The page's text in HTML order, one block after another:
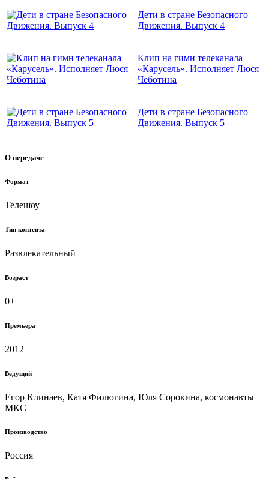
Дети в стране Безопасного
Движения. Выпуск 4
Клип на гимн телеканала
«Карусель». Исполняет Люся
Чеботина
Дети в стране Безопасного
Движения. Выпуск 5
О передаче
Формат
Телешоу
Тип контента
Развлекательный
Возраст
0+
Премьера
2012
Ведущий
Егор Клинаев, Катя Филюгина, Юля Сорокина, космонавты
МКС
Производство
Россия